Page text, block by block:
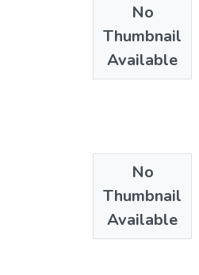
No
Thumbnail
Available
No
Thumbnail
Available